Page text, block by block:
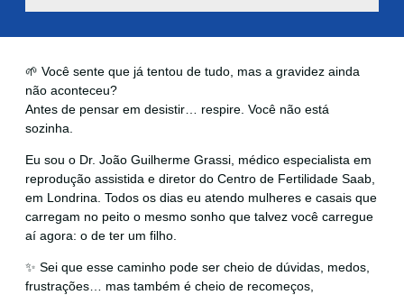
🌱 Você sente que já tentou de tudo, mas a gravidez ainda
não aconteceu?
Antes de pensar em desistir… respire. Você não está
sozinha.
Eu sou o Dr. João Guilherme Grassi, médico especialista em
reprodução assistida e diretor do Centro de Fertilidade Saab,
em Londrina. Todos os dias eu atendo mulheres e casais que
carregam no peito o mesmo sonho que talvez você carregue
aí agora: o de ter um filho.
✨ Sei que esse caminho pode ser cheio de dúvidas, medos,
frustrações… mas também é cheio de recomeços,